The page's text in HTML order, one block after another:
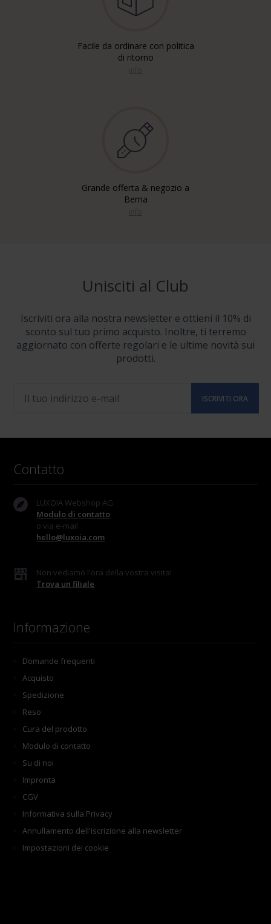
Facile da ordinare con politica
di ritorno
Grande offerta & negozio a
Berna
Unisciti al Club
Iscriviti ora alla nostra newsletter e ottieni il 10% di
sconto sul tuo primo acquisto. Inoltre, ti terremo
aggiornato con offerte regolari e le ultime novità sui
prodotti.
Contatto
LUXOIA Webshop AG
Modulo di contatto
o via e-mail
hello@luxoia.com
Non vediamo l'ora della vostra visita!
Trova un filiale
Informazione
Domande frequenti
Acquisto
Spedizione
Reso
Cura del prodotto
Modulo di contatto
Su di noi
Impronta
CGV
Informativa sulla Privacy
Annullamento dell'iscrizione alla newsletter
Impostazioni dei cookie